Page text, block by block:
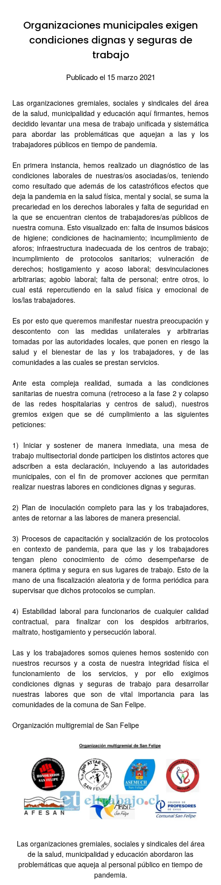
Organizaciones municipales exigen
condiciones dignas y seguras de
trabajo
Publicado el 15 marzo 2021
Las organizaciones gremiales, sociales y sindicales del área
de la salud, municipalidad y educación aquí firmantes, hemos
decidido levantar una mesa de trabajo unificada y sistemática
para abordar las problemáticas que aquejan a las y los
trabajadores públicos en tiempo de pandemia.
En primera instancia, hemos realizado un diagnóstico de las
condiciones laborales de nuestras/os asociadas/os, teniendo
como resultado que además de los catastróficos efectos que
deja la pandemia en la salud física, mental y social, se suma la
precariedad en los derechos laborales y falta de seguridad en
la que se encuentran cientos de trabajadores/as públicos de
nuestra comuna. Esto visualizado en: falta de insumos básicos
de higiene; condiciones de hacinamiento; incumplimiento de
aforos; infraestructura inadecuada de los centros de trabajo;
incumplimiento de protocolos sanitarios; vulneración de
derechos; hostigamiento y acoso laboral; desvinculaciones
arbitrarias; agobio laboral; falta de personal; entre otros, lo
cual está repercutiendo en la salud física y emocional de
los/las trabajadores.
Es por esto que queremos manifestar nuestra preocupación y
descontento con las medidas unilaterales y arbitrarias
tomadas por las autoridades locales, que ponen en riesgo la
salud y el bienestar de las y los trabajadores, y de las
comunidades a las cuales se prestan servicios.
Ante esta compleja realidad, sumada a las condiciones
sanitarias de nuestra comuna (retroceso a la fase 2 y colapso
de las redes hospitalarias y centros de salud), nuestros
gremios exigen que se dé cumplimiento a las siguientes
peticiones:
1) Iniciar y sostener de manera inmediata, una mesa de
trabajo multisectorial donde participen los distintos actores que
adscriben a esta declaración, incluyendo a las autoridades
municipales, con el fin de promover acciones que permitan
realizar nuestras labores en condiciones dignas y seguras.
2) Plan de inoculación completo para las y los trabajadores,
antes de retornar a las labores de manera presencial.
3) Procesos de capacitación y socialización de los protocolos
en contexto de pandemia, para que las y los trabajadores
tengan pleno conocimiento de cómo desempeñarse de
manera óptima y segura en sus lugares de trabajo. Esto de la
mano de una fiscalización aleatoria y de forma periódica para
supervisar que dichos protocolos se cumplan.
4) Estabilidad laboral para funcionarios de cualquier calidad
contractual, para finalizar con los despidos arbitrarios,
maltrato, hostigamiento y persecución laboral.
Las y los trabajadores somos quienes hemos sostenido con
nuestros recursos y a costa de nuestra integridad física el
funcionamiento de los servicios, y por ello exigimos
condiciones dignas y seguras de trabajo para desarrollar
nuestras labores que son de vital importancia para las
comunidades de la comuna de San Felipe.
Organización multigremial de San Felipe
Las organizaciones gremiales, sociales y sindicales del área
de la salud, municipalidad y educación abordaron las
problemáticas que aqueja al personal público en tiempo de
pandemia.